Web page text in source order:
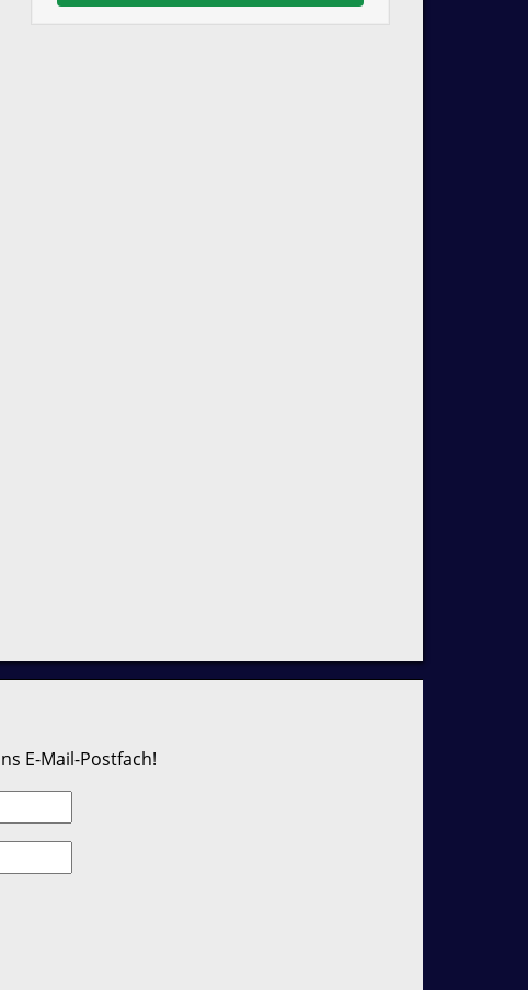
E-Mail-Postfach!